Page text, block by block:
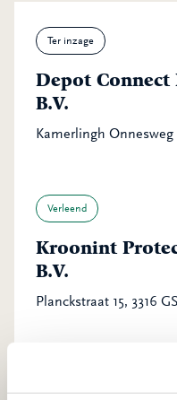
Ter inzage
Depot
B.V.
Kamerlingh Onnesweg
Verleend
Kroonint
B.V.
Planckstraat 15, 3316